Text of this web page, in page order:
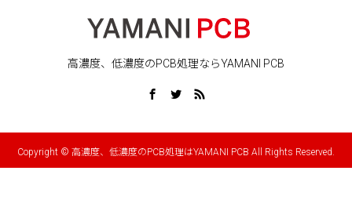
高濃度、低濃度のPCB処理ならYAMANI PCB
Copyright © 高濃度、低濃度のPCB処理はYAMANI PCB All Rights Reserved.